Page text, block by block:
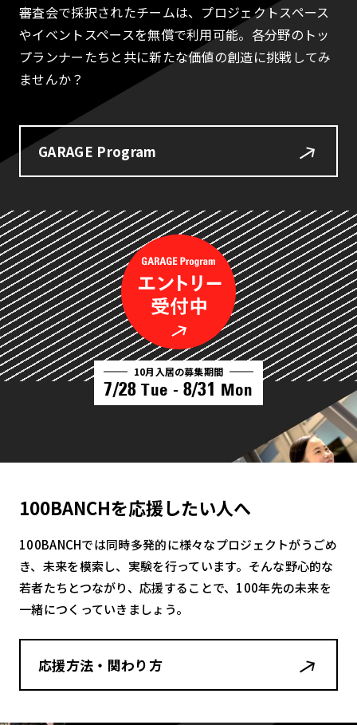
審査会で採択されたチームは、プロジェクトスペース
やイベントスペースを無償で利用可能。各分野のトッ
プランナーたちと共に新たな価値の創造に挑戦してみ
ませんか？
GARAGE Program
10月入居の募集期間
7/28 Tue - 8/31 Mon
100BANCHを応援したい人へ
100BANCHでは同時多発的に様々なプロジェクトがうごめ
き、未来を模索し、実験を行っています。そんな野心的な
若者たちとつながり、応援することで、100年先の未来を
一緒につくっていきましょう。
応援方法・関わり方